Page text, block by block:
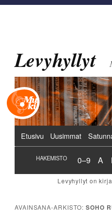
Levyhyllyt
Päävalikko
Etusivu Uusimmat
HAKEMISTO 0–9 A
AVAINSANA-ARKISTO:SOHO